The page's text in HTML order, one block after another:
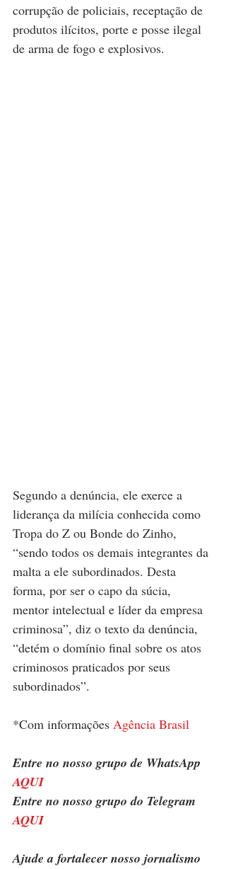
corrupção de policiais, receptação de
produtos ilícitos, porte e posse ilegal
de arma de fogo e explosivos.
Segundo a denúncia, ele exerce a
liderança da milícia conhecida como
Tropa do Z ou Bonde do Zinho,
“sendo todos os demais integrantes da
malta a ele subordinados. Desta
forma, por ser o capo da súcia,
mentor intelectual e líder da empresa
criminosa”, diz o texto da denúncia,
“detém o domínio final sobre os atos
criminosos praticados por seus
subordinados”.
*Com informações Agência Brasil
Entre no nosso grupo de WhatsApp
AQUI
Entre no nosso grupo do Telegram
AQUI
Ajude a fortalecer nosso jornalismo